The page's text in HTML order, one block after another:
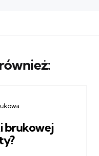
brukowej